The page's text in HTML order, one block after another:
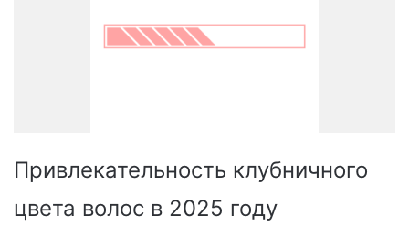
Привлекательность клубничного
цвета волос в 2025 году